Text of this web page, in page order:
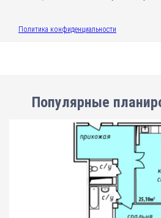
Политика конфиденциальности
Популярные